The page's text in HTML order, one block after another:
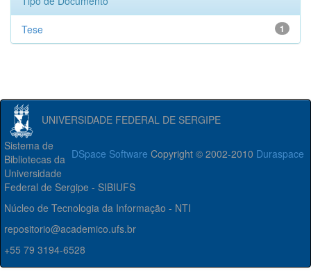
1
Tese
UNIVERSIDADE FEDERAL DE SERGIPE
DSpace Software Copyright © 2002-2010 Duraspace
Sistema de
Bibliotecas da
Universidade
Federal de Sergipe - SIBIUFS
Núcleo de Tecnologia da Informação - NTI
repositorio@academico.ufs.br
+55 79 3194-6528